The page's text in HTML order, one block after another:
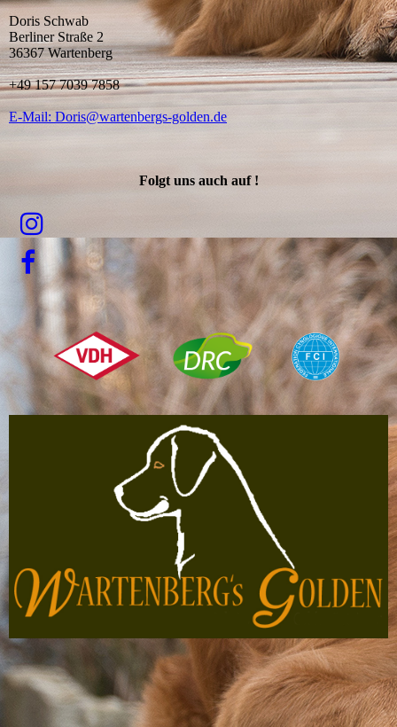
Doris Schwab
Berliner Straße 2
36367 Wartenberg
+49 157 7039 7858
E-Mail: Doris@wartenbergs-golden.de
Folgt uns auch auf !